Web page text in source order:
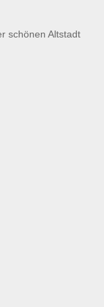
schönen Altstadt